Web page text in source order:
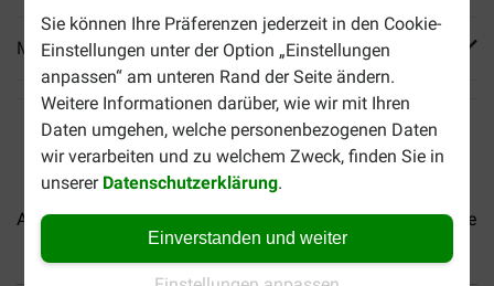
Sie können Ihre Präferenzen jederzeit in den Cookie-
Einstellungen unter der Option „Einstellungen
anpassen“ am unteren Rand der Seite ändern.
Weitere Informationen darüber, wie wir mit Ihren
Daten umgehen, welche personenbezogenen Daten
wir verarbeiten und zu welchem Zweck, finden Sie in
unserer Datenschutzerklärung.
Einverstanden und weiter
Mehr Produktinfos
Almo Nature HFC Complete... Almo Nature HFC Complete...